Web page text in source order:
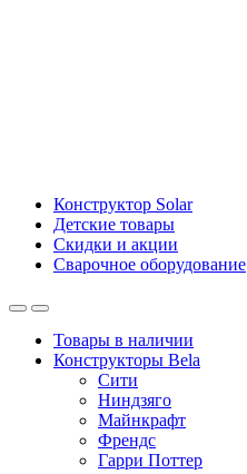
Конструктор Solar
Детские товары
Скидки и акции
Сварочное оборудование
Товары в наличии
Конструкторы Bela
Сити
Ниндзяго
Майнкрафт
Френдс
Гарри Поттер